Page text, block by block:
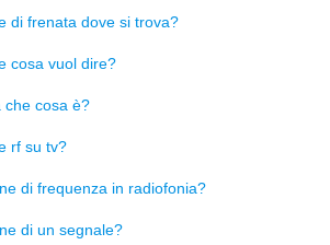
di frenata dove si trova?
cosa vuol dire?
che cosa è?
rf su tv?
di frequenza in radiofonia?
di un segnale?